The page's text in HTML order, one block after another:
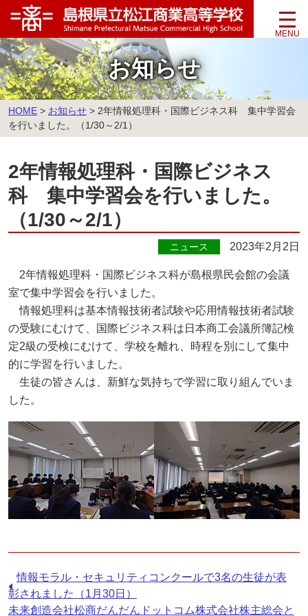
このページの本文へ
お知らせ
こ
の
ペ
ジ
位
HOME > お知らせ > 2年情報処理科・国際ビジネス科 集中学習会
を行いました。（1/30～2/1）
2年情報処理科・国際ビジネス
科 集中学習会を行いました。
（1/30～2/1）
ニュース 2023年2月2日
2年情報処理科・国際ビジネス科が島根県民会館の会議
室で集中学習会を行いました。
情報処理科は基本情報技術者試験や応用情報技術者試験
の受験にむけて、国際ビジネス科は日本商工会議所簿記検
定2級の受検にむけて、学校を離れ、時程を別にして集中
的に学習を行いました。
生徒の皆さんは、新鮮な気持ちで学習に取り組んでいま
した。
前
の
記
情報モラル・セキュリティコンクールで3名の生徒が表
彰されました（1月30日）
次
未来創造会社松商だんだんドットコム株式会社株主総会と